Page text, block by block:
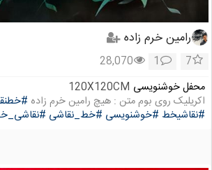
رامین خرم زاده
7
1
28,070
محفل خوشنویسی 120X120CM
اکریلیک روی بوم متن : هیچ رامین خرم زاده
#نقاشیخط #خوشنویسی #خط_نقاشی